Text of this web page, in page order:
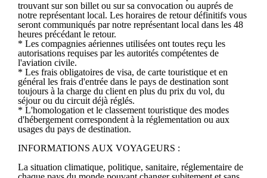
trouvant sur son billet ou sur sa convocation ou auprés de
notre représentant local. Les horaires de retour définitifs vous
seront communiqués par notre représentant local dans les 48
heures précédant le retour.
* Les compagnies aériennes utilisées ont toutes reçu les
autorisations requises par les autorités compétentes de
l'aviation civile.
* Les frais obligatoires de visa, de carte touristique et en
général les frais d'entrée dans le pays de destination sont
toujours à la charge du client en plus du prix du vol, du
séjour ou du circuit déjà réglés.
* L'homologation et le classement touristique des modes
d'hébergement correspondent à la réglementation ou aux
usages du pays de destination.
INFORMATIONS AUX VOYAGEURS :
La situation climatique, politique, sanitaire, réglementaire de